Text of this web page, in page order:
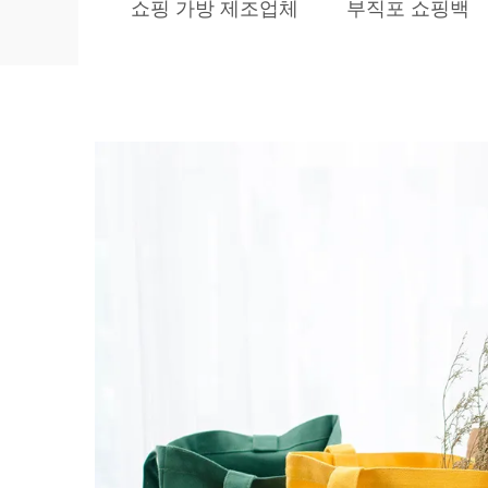
쇼핑 가방 제조업체 부직포 쇼핑백